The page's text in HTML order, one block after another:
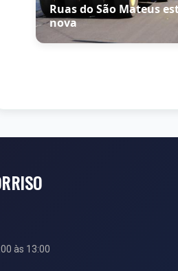
Ruas do São Mateus
nova
às 13:00